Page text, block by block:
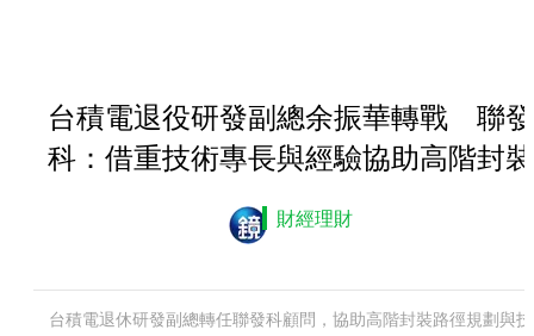
台積電退役研發副總余振華轉戰 聯發
科：借重技術專長與經驗協助高階封裝
財經理財
台積電退休研發副總轉任聯發科顧問，協助高階封裝路徑規劃與技